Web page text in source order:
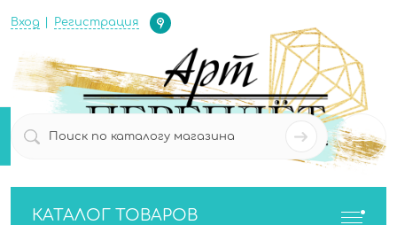
Вход Регистрация
Определение
0
КАТАЛОГ ТОВАРОВ